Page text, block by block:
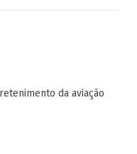
da aviação